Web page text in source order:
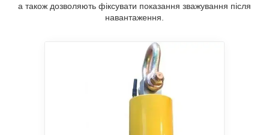
а також дозволяють фіксувати показання зважування після
навантаження.